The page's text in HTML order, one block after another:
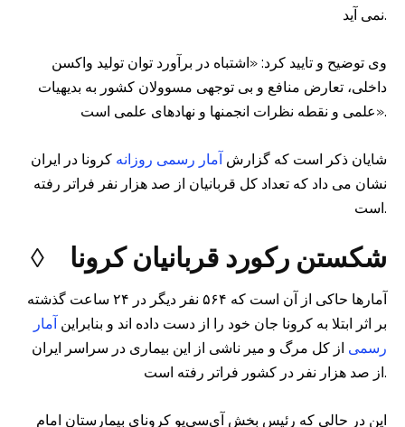
نمی آید.
وی توضیح و تایید کرد: «اشتباه در برآورد توان تولید واکسن
داخلی، تعارض منافع و بی‌ توجهی مسوولان کشور به بدیهیات
علمی و نقطه نظرات انجمنها و نهادهای علمی است».
شایان ذکر است که گزارش آمار رسمی روزانه کرونا در ایران
نشان می داد که تعداد کل قربانیان از صد هزار نفر فراتر رفته
است.
◊ شکستن رکورد قربانیان کرونا
آمارها حاکی از آن است که ۵۶۴ نفر دیگر در ۲۴ ساعت گذشته
بر اثر ابتلا به کرونا جان خود را از دست داده اند و بنابراین آمار
رسمی از کل مرگ و میر ناشی از این بیماری در سراسر ایران
از صد هزار نفر در کشور فراتر رفته است.
این در حالی که رئیس بخش آی‌سی‌یو کرونای بیمارستان امام